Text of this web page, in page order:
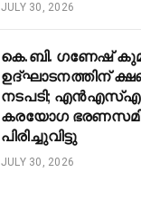
JULY 30, 2026
കെ.ബി. ഗണേഷ്
ഉദ്ഘാടനത്തിന്
നടപടി;
കരയോഗ
പിരിച്ചുവിട്ടു
JULY 30, 2026